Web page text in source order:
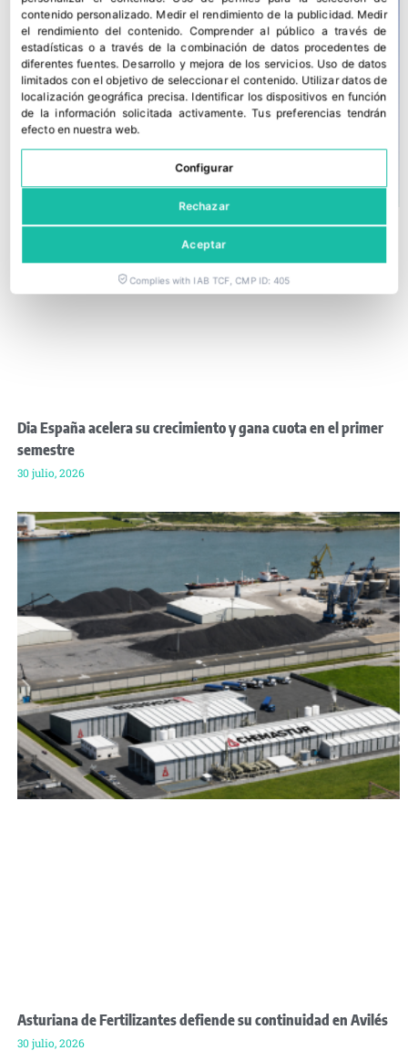
Dia España acelera su crecimiento y gana cuota en el primer
semestre
30 julio, 2026
Asturiana de Fertilizantes defiende su continuidad en Avilés
30 julio, 2026
contenido personalizado. Medir el rendimiento de la publicidad. Medir
el rendimiento del contenido.Comprender al público a través de
estadísticas o a través de la combinación de datos procedentes de
diferentes fuentes. Desarrollo y mejora de los servicios. Uso de datos
limitados con el objetivo de seleccionar el contenido. Utilizar datos de
localización geográfica precisa. Identificar los dispositivos en función
de la información solicitada activamente.Tus preferencias tendrán
efecto en nuestra web.
Configurar
Rechazar
Aceptar
Complies with IAB TCF, CMP ID: 405